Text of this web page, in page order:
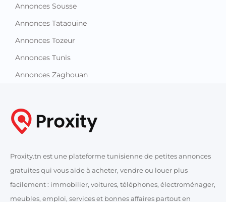
Annonces Sousse
Annonces Tataouine
Annonces Tozeur
Annonces Tunis
Annonces Zaghouan
Proxity.tn est une plateforme tunisienne de petites annonces
gratuites qui vous aide à acheter, vendre ou louer plus
facilement : immobilier, voitures, téléphones, électroménager,
meubles, emploi, services et bonnes affaires partout en